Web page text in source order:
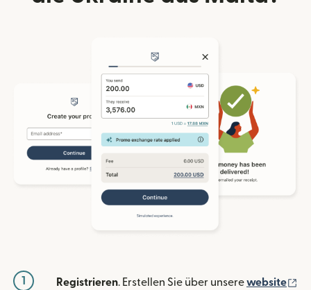
1 Registrieren. Erstellen Sie über unserewebsite